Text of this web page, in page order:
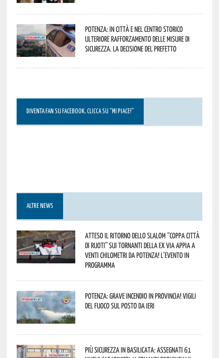
Potenza: in città e nel centro storico
ulteriore rafforzamento delle misure di
sicurezza. La decisione del Prefetto
DIVENTA FAN SU FACEBOOK, CLICCA SU “MI PIACE!”
ALTRE NEWS
Atteso il ritorno dello slalom “Coppa Città
di Ruoti” sui tornanti della ex via Appia a
venti chilometri da Potenza! L’evento in
programma
Potenza: grave incendio in Provincia! Vigili
del fuoco sul posto da ieri
Più sicurezza in Basilicata: assegnati 61